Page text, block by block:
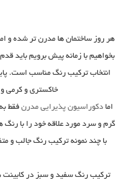
هر روز ساختمان ها مدرن تر شده و
بخواهیم با زمانه پیش برویم باید
انتخاب ترکیب رنگ مناسب است.
خاکستری و کرمی
اما دکوراسیون پذیرایی مدرنفقط
گرم و سرد مورد علاقه خود را با
با چند نمونه ترکیب رنگ جالب و
ترکیب رنگ سفید و سبز در کابینت